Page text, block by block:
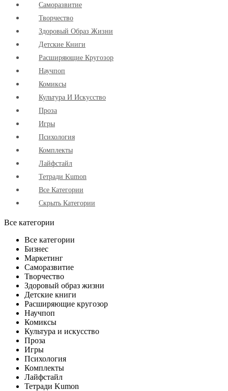
Cаморазвитие
Творчество
Здоровый Образ Жизни
Детские Книги
Расширяющие Кругозор
Научпоп
Комиксы
Культура И Искусство
Проза
Игры
Психология
Комплекты
Лайфстайл
Тетради Kumon
Все Категории
Скрыть Категории
Все категории
Все категории
Бизнес
Маркетинг
Саморазвитие
Творчество
Здоровый образ жизни
Детские книги
Расширяющие кругозор
Научпоп
Комиксы
Культура и искусство
Проза
Игры
Психология
Комплекты
Лайфстайл
Тетради Kumon